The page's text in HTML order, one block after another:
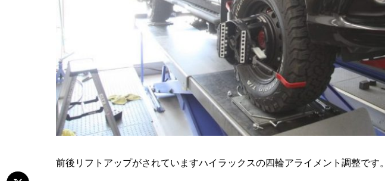
前後リフトアップがされていますハイラックスの四輪アライメント調整です。